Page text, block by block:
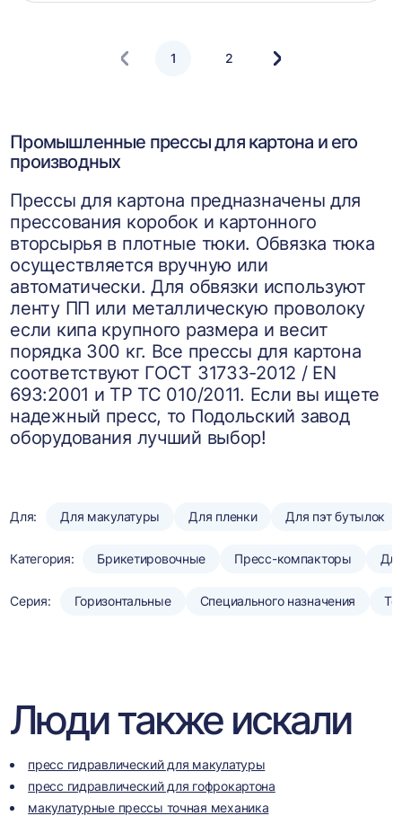
1 2
Следующая
Промышленные прессы для картона и его
производных
Прессы для картона предназначены для
прессования коробок и картонного
вторсырья в плотные тюки. Обвязка тюка
осуществляется вручную или
автоматически. Для обвязки используют
ленту ПП или металлическую проволоку
если кипа крупного размера и весит
порядка 300 кг. Все прессы для картона
соответствуют ГОСТ 31733-2012 / EN
693:2001 и ТР ТС 010/2011. Если вы ищете
надежный пресс, то Подольский завод
оборудования лучший выбор!
Для: Для макулатуры Для пленки Для пэт бутылок
Категория: Брикетировочные Пресс-компакторы
Серия: Горизонтальные Специального назначения
Люди также искали
пресс гидравлический для макулатуры
пресс гидравлический для гофрокартона
макулатурные прессы точная механика